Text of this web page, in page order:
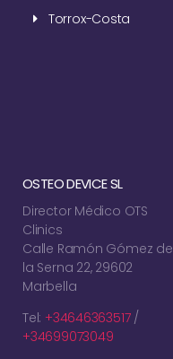
Torrox-Costa
OSTEO DEVICE SL
Director Médico OTS
Clinics
Calle Ramón Gómez de
la Serna 22, 29602
Marbella
Tel: +34646363517/
+34699073049